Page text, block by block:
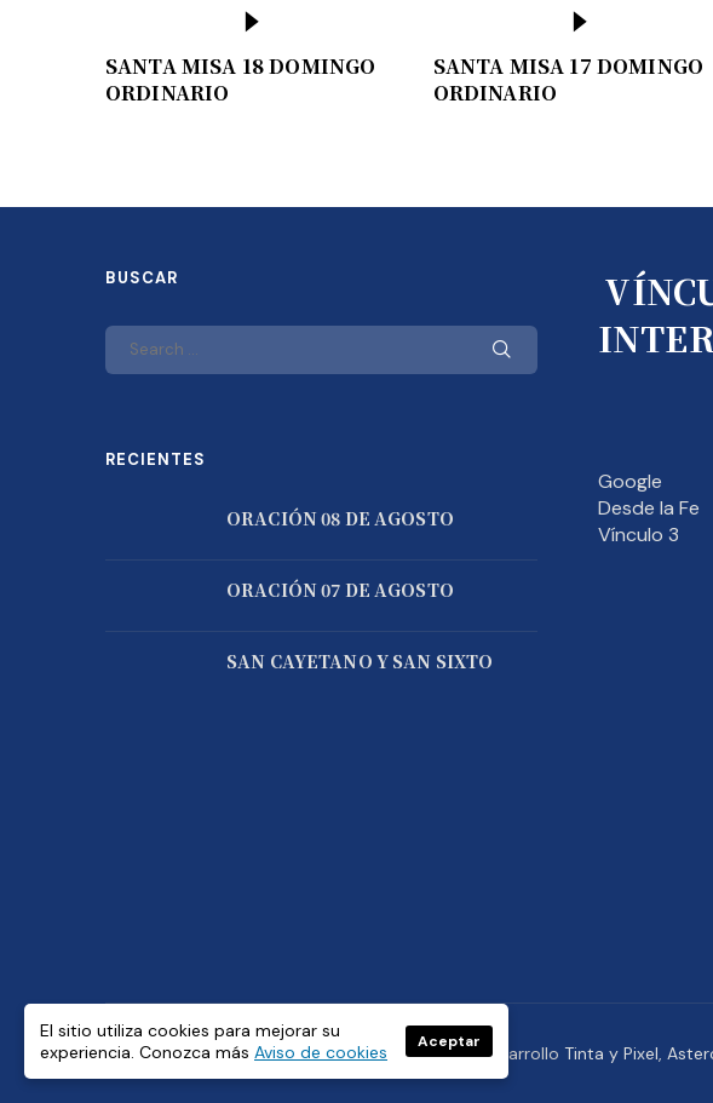
SANTA MISA 18 DOMINGO
ORDINARIO
SANTA MISA 17 DOMINGO
ORDINARIO
BUSCAR
RECIENTES
ORACIÓN 08 DE AGOSTO
ORACIÓN 07 DE AGOSTO
SAN CAYETANO Y SAN SIXTO
Google
Desde la Fe
Vínculo 3
© Copyright 2021 Padre José de Jesús Aguilar. Desarrollo Tinta y Pixel,
El sitio utiliza cookies para mejorar su
experiencia. Conozca más Aviso de cookies Aceptar